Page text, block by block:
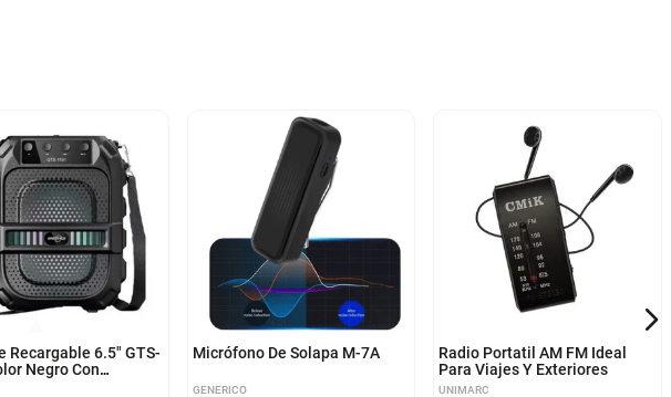
Recargable 6.5" GTS-
Negro Con
Y FM
Micrófono De Solapa M-7A
GENERICO
Radio Portatil AM FM Ideal
Para Viajes Y Exteriores
UNIMARC